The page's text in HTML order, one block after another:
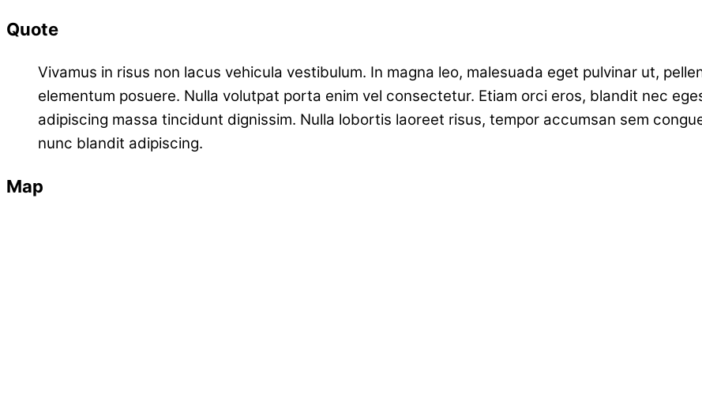
Quote
Vivamus in risus non lacus vehicula vestibulum. In magna leo, malesuada eget pulvinar ut,
elementum posuere. Nulla volutpat porta enim vel consectetur. Etiam orci eros, blandit nec
adipiscing massa tincidunt dignissim. Nulla lobortis laoreet risus, tempor accumsan sem
nunc blandit adipiscing.
Map